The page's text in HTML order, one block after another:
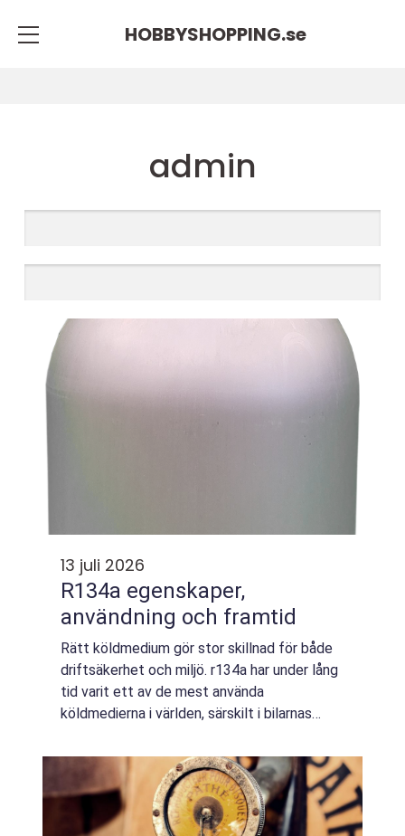
HOBBYSHOPPING.se
admin
13 juli 2026
R134a egenskaper,
användning och framtid
Rätt köldmedium gör stor skillnad för både
driftsäkerhet och miljö. r134a har under lång
tid varit ett av de mest använda
köldmedierna i världen, särskilt i bilarnas
kylsystem. Samtidigt pågår en tydlig
förflyttn...